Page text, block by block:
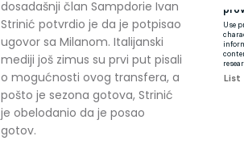
dosadašnji član Sampdorie Ivan
Strinić potvrdio je da je potpisao
ugovor sa Milanom. Italijanski
mediji još zimus su prvi put pisali
o mogućnosti ovog transfera, a
pošto je sezona gotova, Strinić
je obelodanio da je posao
gotov.